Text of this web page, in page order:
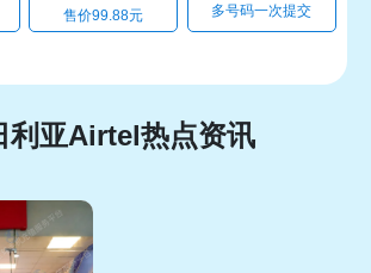
售价99.88元 多号码一次提交
利亚Airtel热点资讯